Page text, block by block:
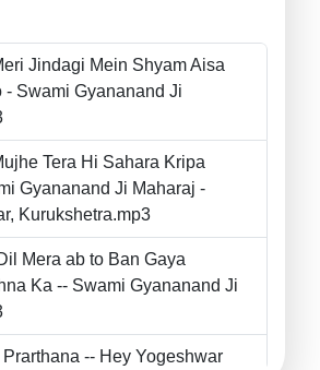
Jindagi Mein Shyam Aisa
- Swami Gyananand Ji
Tera Hi Sahara Kripa
Gyananand Ji Maharaj -
Kurukshetra.mp3
Mera ab to Ban Gaya
Ka -- Swami Gyananand Ji
-- Hey Yogeshwar